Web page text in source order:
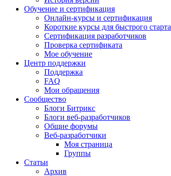
Обучение и сертификация
Онлайн-курсы и сертификация
Короткие курсы для быстрого старта
Сертификация разработчиков
Проверка сертификата
Мое обучение
Центр поддержки
Поддержка
FAQ
Мои обращения
Сообщество
Блоги Битрикс
Блоги веб-разработчиков
Общие форумы
Веб-разработчики
Моя страница
Группы
Статьи
Архив